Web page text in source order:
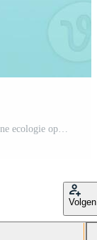
Volgen